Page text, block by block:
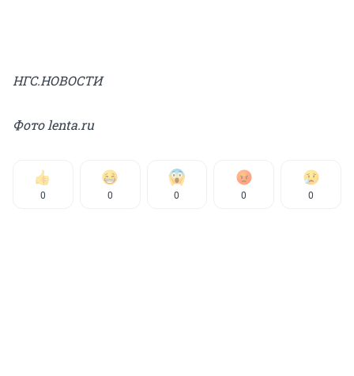
НГС.НОВОСТИ
Фото lenta.ru
0 0 0 0 0